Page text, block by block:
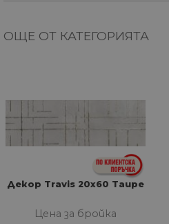
ОЩЕ ОТ КАТЕГОРИЯТА
Декор Travis 20x60 Taupe
Цена за бройка